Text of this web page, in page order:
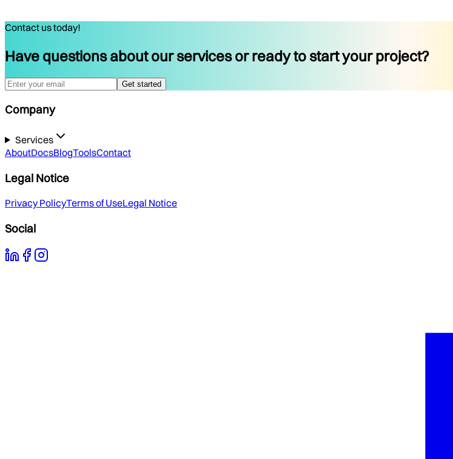
Contact us today!
Have questions about our services or ready to start your project?
Get started
Company
Services
AboutDocsBlogToolsContact
Legal Notice
Privacy PolicyTerms of UseLegal Notice
Social